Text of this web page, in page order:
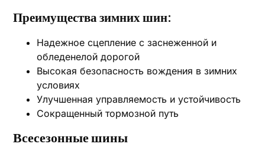
Преимущества зимних шин:
Надежное сцепление с заснеженной и
обледенелой дорогой
Высокая безопасность вождения в зимних
условиях
Улучшенная управляемость и устойчивость
Сокращенный тормозной путь
Всесезонные шины